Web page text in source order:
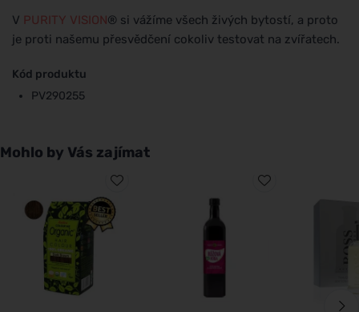
V PURITY VISION® si vážíme všech živých bytostí, a proto
je proti našemu přesvědčení cokoliv testovat na zvířatech.
Kód produktu
PV290255
Mohlo by Vás zajímat